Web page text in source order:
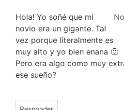
Hola! Yo soñé que mi
novio era un gigante. Tal
vez porque literalmente es
muy alto y yo bien enana 🙂
Pero era algo como muy
ese sueño?